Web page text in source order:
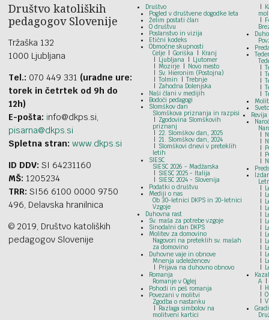
Društvo katoliških
pedagogov Slovenije
Tržaška 132
1000 Ljubljana
Tel.: 070 449 331 (uradne ure:
torek in četrtek od 9h do
12h)
E-pošta: info@dkps.si,
pisarna@dkps.si
Spletna stran: www.dkps.si
ID DDV: SI 64231160
MŠ: 1205234
TRR: SI56 6100 0000 9750
496, Delavska hranilnica
© 2019, Društvo katoliških
pedagogov Slovenije
Društvo
Pogled v društvene dogodke leta
Želim postati član
O društvu
Poslanstvo in vizija
Etični kodeks
Območne skupnosti
Celje
Goriška
Kranj
Ljubljana
Ljutomer
Mozirje
Novo mesto
Sv. Hieronim (Postojna)
Tolmin
Trebnje
Zahodna Dolenjska
Naši člani v medijih
Bodoči pedagogi
Slomškov dan
Slomškova priznanja in razpisi
Zgodovina Slomškovih
priznanj
22. Slomškov dan, 2025
21. Slomškov dan, 2024
Slomškovi dnevi v preteklih
letih
SIESC
SIESC 2026 - Madžarska
SIESC 2025 - Italija
SIESC 2024 - Slovenija
Podatki o društvu
Mediji o nas
Ob 30-letnici DKPS in 20-letnici
Vzgoje
Duhovna rast
Sv. maša za potrebe vzgoje
Sinodalni dan DKPS
Molitev za domovino
Nagovori na preteklih sv. mašah
za domovino
Duhovne vaje in obnove
Mnenja udeležencev
Prijava na duhovno obnovo
Romanja
Romanje v Oglej
Pohodi in peš romanja
Povezani v molitvi
Zgodba o nastanku
Razlaga simbolov na
molitveni kartici
A
H
O
V